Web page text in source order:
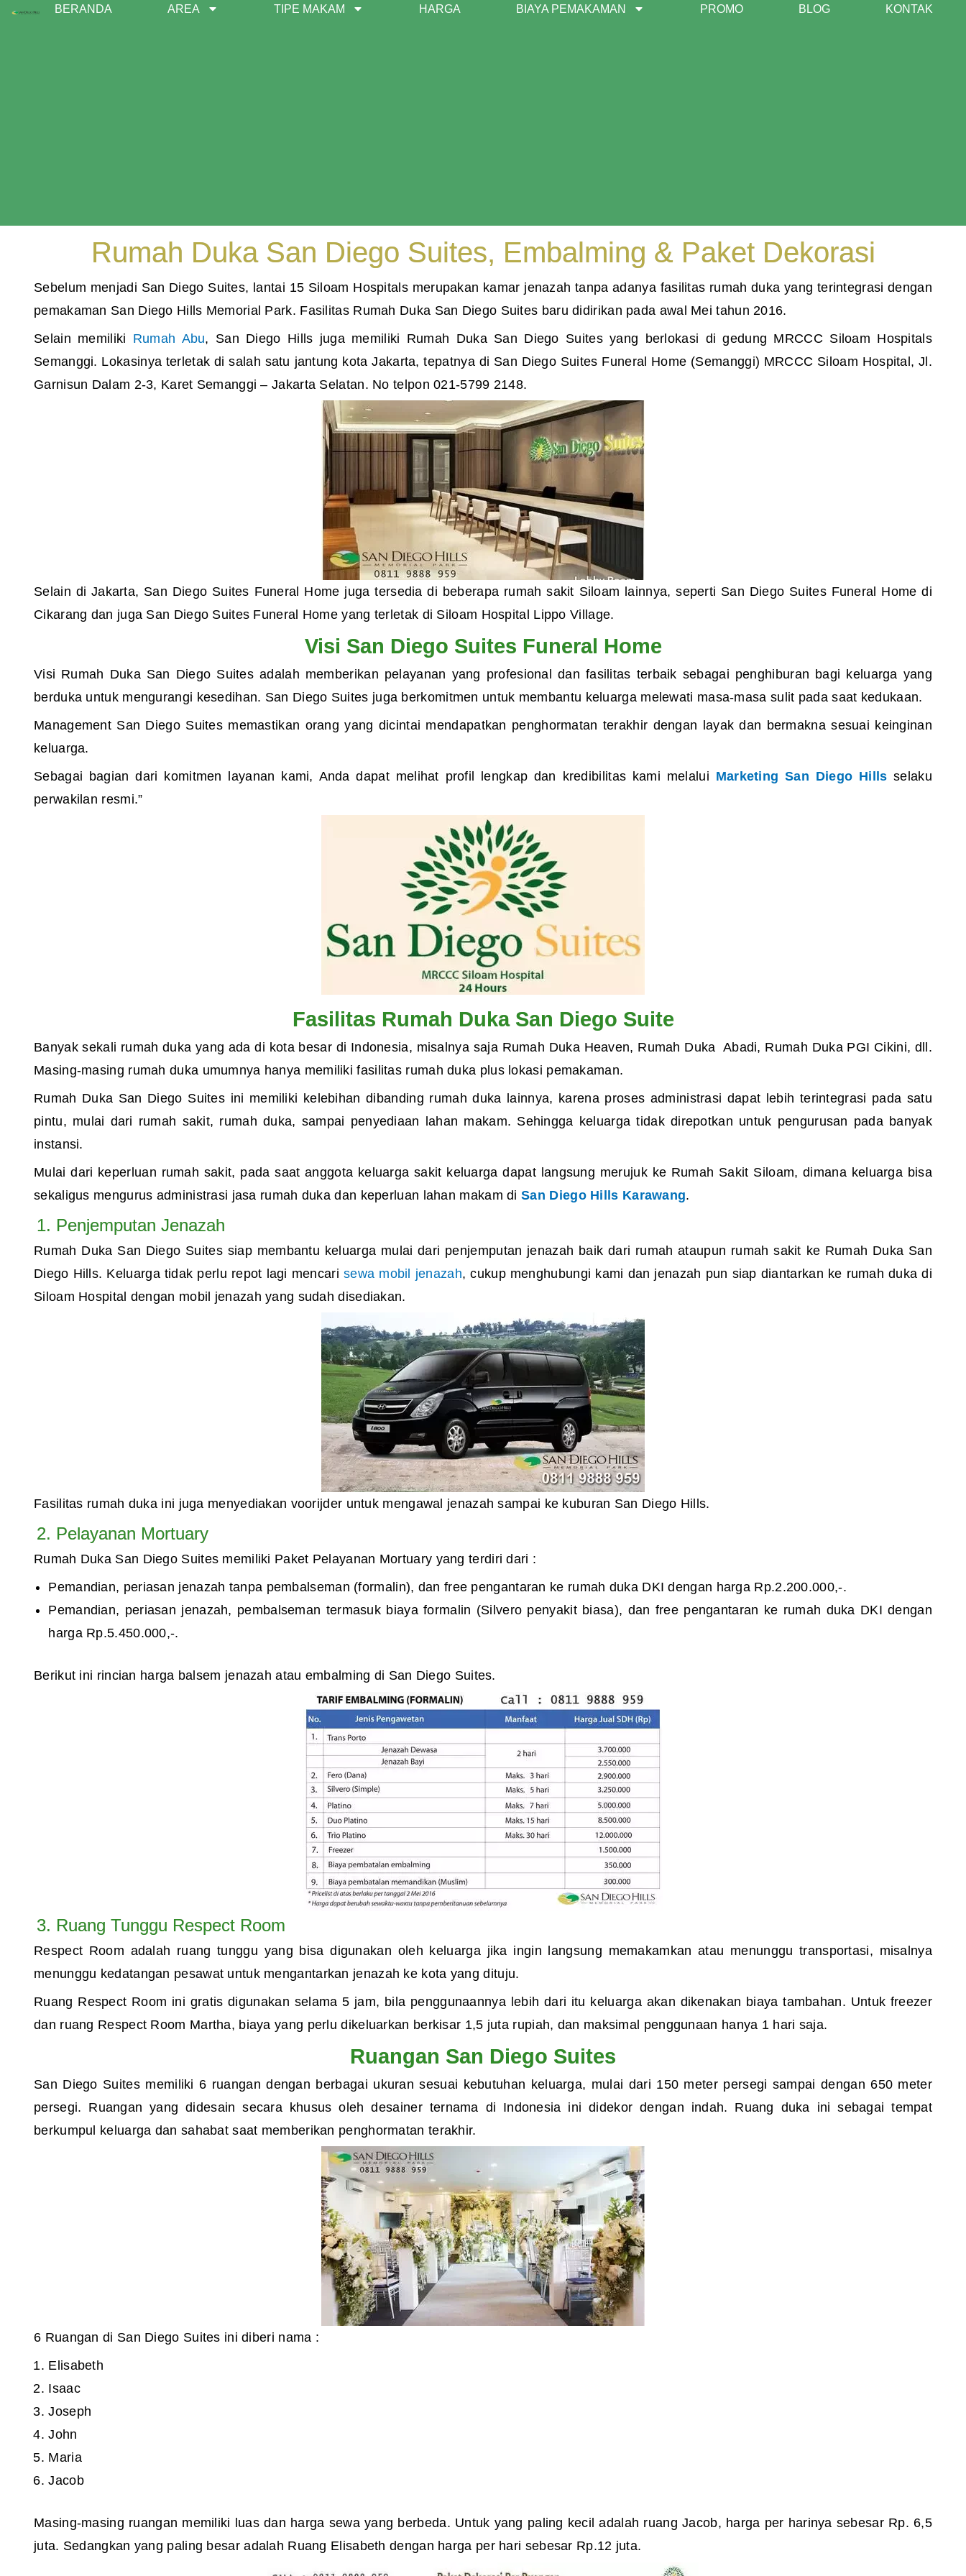
Lewati
BERANDA AREA TIPE MAKAM HARGA BIAYA PEMAKAMAN PROMO BLOG KONTAK
Rumah Duka San Diego Suites, Embalming & Paket Dekorasi
Sebelum menjadi San Diego Suites, lantai 15 Siloam Hospitals merupakan kamar jenazah tanpa adanya fasilitas rumah duka yang terintegrasi dengan
pemakaman San Diego Hills Memorial Park. Fasilitas Rumah Duka San Diego Suites baru didirikan pada awal Mei tahun 2016.
Selain memiliki Rumah Abu, San Diego Hills juga memiliki Rumah Duka San Diego Suites yang berlokasi di gedung MRCCC Siloam Hospitals
Semanggi. Lokasinya terletak di salah satu jantung kota Jakarta, tepatnya di San Diego Suites Funeral Home (Semanggi) MRCCC Siloam Hospital, Jl.
Garnisun Dalam 2-3, Karet Semanggi – Jakarta Selatan. No telpon 021-5799 2148.
Selain di Jakarta, San Diego Suites Funeral Home juga tersedia di beberapa rumah sakit Siloam lainnya, seperti San Diego Suites Funeral Home di
Cikarang dan juga San Diego Suites Funeral Home yang terletak di Siloam Hospital Lippo Village.
Visi San Diego Suites Funeral Home
Visi Rumah Duka San Diego Suites adalah memberikan pelayanan yang profesional dan fasilitas terbaik sebagai penghiburan bagi keluarga yang
berduka untuk mengurangi kesedihan. San Diego Suites juga berkomitmen untuk membantu keluarga melewati masa-masa sulit pada saat kedukaan.
Management San Diego Suites memastikan orang yang dicintai mendapatkan penghormatan terakhir dengan layak dan bermakna sesuai keinginan
keluarga.
Sebagai bagian dari komitmen layanan kami, Anda dapat melihat profil lengkap dan kredibilitas kami melalui Marketing San Diego Hills selaku
perwakilan resmi.”
Fasilitas Rumah Duka San Diego Suite
Banyak sekali rumah duka yang ada di kota besar di Indonesia, misalnya saja Rumah Duka Heaven, Rumah Duka Abadi, Rumah Duka PGI Cikini, dll.
Masing-masing rumah duka umumnya hanya memiliki fasilitas rumah duka plus lokasi pemakaman.
Rumah Duka San Diego Suites ini memiliki kelebihan dibanding rumah duka lainnya, karena proses administrasi dapat lebih terintegrasi pada satu
pintu, mulai dari rumah sakit, rumah duka, sampai penyediaan lahan makam. Sehingga keluarga tidak direpotkan untuk pengurusan pada banyak
instansi.
Mulai dari keperluan rumah sakit, pada saat anggota keluarga sakit keluarga dapat langsung merujuk ke Rumah Sakit Siloam, dimana keluarga bisa
sekaligus mengurus administrasi jasa rumah duka dan keperluan lahan makam diSan Diego Hills Karawang.
1. Penjemputan Jenazah
Rumah Duka San Diego Suites siap membantu keluarga mulai dari penjemputan jenazah baik dari rumah ataupun rumah sakit ke Rumah Duka San
Diego Hills. Keluarga tidak perlu repot lagi mencarisewa mobil jenazah, cukup menghubungi kami dan jenazah pun siap diantarkan ke rumah duka di
Siloam Hospital dengan mobil jenazah yang sudah disediakan.
Fasilitas rumah duka ini juga menyediakan voorijder untuk mengawal jenazah sampai ke kuburan San Diego Hills.
2. Pelayanan Mortuary
Rumah Duka San Diego Suites memiliki Paket Pelayanan Mortuary yang terdiri dari :
Pemandian, periasan jenazah tanpa pembalseman (formalin), dan free pengantaran ke rumah duka DKI dengan harga Rp.2.200.000,-.
Pemandian, periasan jenazah, pembalseman termasuk biaya formalin (Silvero penyakit biasa), dan free pengantaran ke rumah duka DKI dengan
harga Rp.5.450.000,-.
Berikut ini rincian harga balsem jenazah atau embalming di San Diego Suites.
3. Ruang Tunggu Respect Room
Respect Room adalah ruang tunggu yang bisa digunakan oleh keluarga jika ingin langsung memakamkan atau menunggu transportasi, misalnya
menunggu kedatangan pesawat untuk mengantarkan jenazah ke kota yang dituju.
Ruang Respect Room ini gratis digunakan selama 5 jam, bila penggunaannya lebih dari itu keluarga akan dikenakan biaya tambahan. Untuk freezer
dan ruang Respect Room Martha, biaya yang perlu dikeluarkan berkisar 1,5 juta rupiah, dan maksimal penggunaan hanya 1 hari saja.
Ruangan San Diego Suites
San Diego Suites memiliki 6 ruangan dengan berbagai ukuran sesuai kebutuhan keluarga, mulai dari 150 meter persegi sampai dengan 650 meter
persegi. Ruangan yang didesain secara khusus oleh desainer ternama di Indonesia ini didekor dengan indah. Ruang duka ini sebagai tempat
berkumpul keluarga dan sahabat saat memberikan penghormatan terakhir.
6 Ruangan di San Diego Suites ini diberi nama :
Elisabeth
Isaac
Joseph
John
Maria
Jacob
Masing-masing ruangan memiliki luas dan harga sewa yang berbeda. Untuk yang paling kecil adalah ruang Jacob, harga per harinya sebesar Rp. 6,5
juta. Sedangkan yang paling besar adalah Ruang Elisabeth dengan harga per hari sebesar Rp.12 juta.